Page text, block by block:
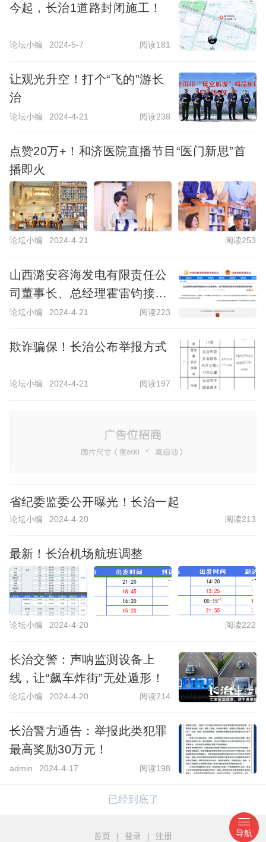
今起，长治1道路封闭施工！
论坛小编 2024-5-7 阅读181
让观光升空！打个“飞的”游长
治
论坛小编 2024-4-21 阅读238
点赞20万+！和济医院直播节目“医门新思”首
播即火
论坛小编 2024-4-21 阅读253
山西潞安容海发电有限责任公
司董事长、总经理霍雷钧接受
审查调查 ... ... ...
论坛小编 2024-4-21 阅读223
欺诈骗保！长治公布举报方式
论坛小编 2024-4-21 阅读197
省纪委监委公开曝光！长治一起
论坛小编 2024-4-20 阅读213
最新！长治机场航班调整
论坛小编 2024-4-20 阅读222
长治交警：声呐监测设备上
线，让“飙车炸街”无处遁形！
论坛小编 2024-4-20 阅读214
长治警方通告：举报此类犯罪
最高奖励30万元！
admin 2024-4-17 阅读198
已经到底了
首页 | 登录 | 注册 导航